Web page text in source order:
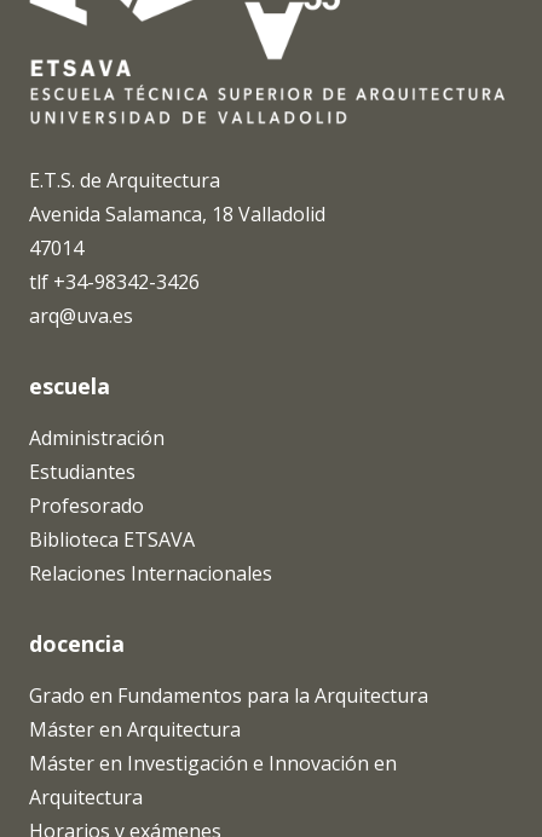
E.T.S. de Arquitectura
Avenida Salamanca, 18 Valladolid
47014
tlf +34-98342-3426
arq@uva.es
escuela
Administración
Estudiantes
Profesorado
Biblioteca ETSAVA
Relaciones Internacionales
docencia
Grado en Fundamentos para la Arquitectura
Máster en Arquitectura
Máster en Investigación e Innovación en
Arquitectura
Horarios y exámenes